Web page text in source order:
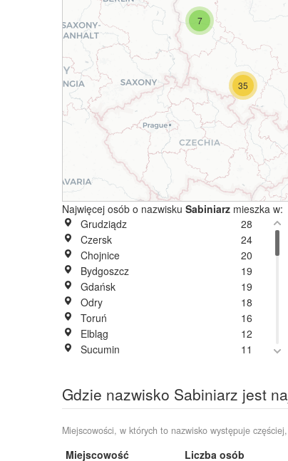
7
35
Najwięcej osób o nazwisku Sabiniarz mieszka w:
Grudziądz
28
Czersk
24
Chojnice
20
Bydgoszcz
19
Gdańsk
19
Odry
18
Toruń
16
Elbląg
12
Sucumin
11
Karolewo
9
Łąsko Małe
9
Stare Gronowo
9
Gdzie nazwisko Sabiniarz jest
Miejscowości, w których to nazwisko występuje
Miejscowość Liczba osób